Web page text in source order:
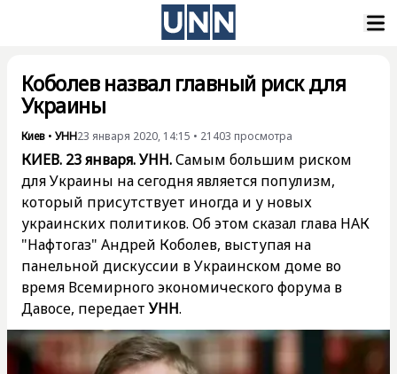
Коболев назвал главный риск для
Украины
Киев • УНН23 января 2020, 14:15 • 21403 просмотра
КИЕВ. 23 января. УНН.Самым большим риском
для Украины на сегодня является популизм,
который присутствует иногда и у новых
украинских политиков. Об этом сказал глава НАК
"Нафтогаз" Андрей Коболев, выступая на
панельной дискуссии в Украинском доме во
время Всемирного экономического форума в
Давосе, передаетУНН.